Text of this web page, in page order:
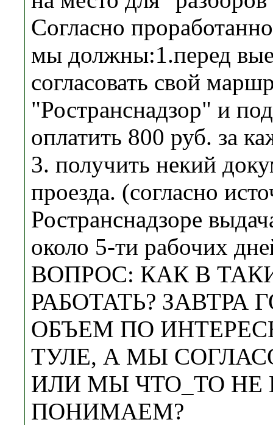
Согласно
мы должны:1.перед
согласовать свой
"Ространснадзор" и
оплатить 800 руб. за
3. получить некий
проезда. (согласно
Ространснадзоре
около 5-ти рабочих
ВОПРОС: КАК В
РАБОТАТЬ? ЗАВТРА
ОБЪЕМ ПО
ТУЛЕ, А МЫ
ИЛИ МЫ ЧТО_ТО НЕ
ПОНИМАЕМ?